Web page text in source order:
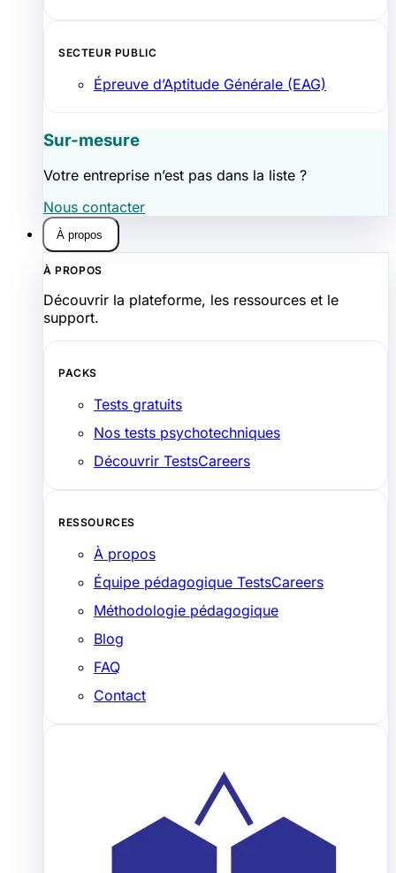
SECTEUR PUBLIC
Épreuve d’Aptitude Générale (EAG)
Sur-mesure
Votre entreprise n’est pas dans la liste ?
Nous contacter
À propos
À PROPOS
Découvrir la plateforme, les ressources et le
support.
PACKS
Tests gratuits
Nos tests psychotechniques
Découvrir TestsCareers
RESSOURCES
À propos
Équipe pédagogique TestsCareers
Méthodologie pédagogique
Blog
FAQ
Contact